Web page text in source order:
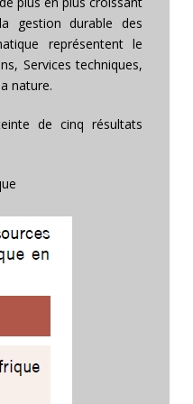
gestion durable des
représentent le
Services techniques,
nature.
de cinq résultats